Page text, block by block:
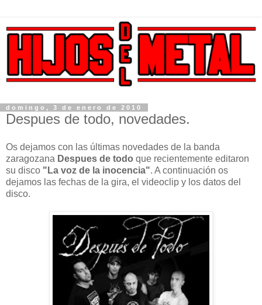
domingo, 3 de enero de 2010
Despues de todo, novedades.
Os dejamos con las últimas novedades de la banda
zaragozana Despues de todo que recientemente editaron
su disco "La voz de la inocencia". A continuación os
dejamos las fechas de la gira, el videoclip y los datos del
disco.